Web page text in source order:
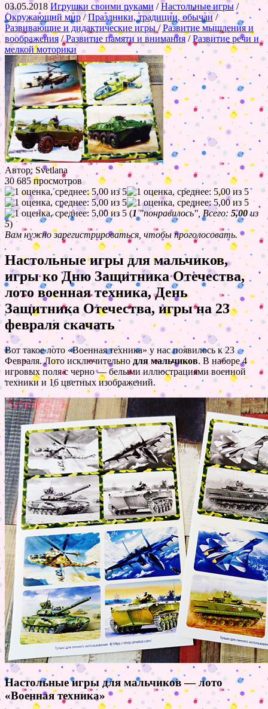
03.05.2018 Игрушки своими руками /Настольные игры/
Окружающий мир/Праздники, традиции, обычаи/
Развивающие и дидактические игры/Развитие мышления и
воображения /Развитие памяти и внимания/Развитие речи и
мелкой моторики
Автор: Svetlana
30 685 просмотров
(1"понравилось", Всего: 5,00из
5)
Вам нужно зарегистрироваться, чтобы проголосовать.
Настольные игры для мальчиков,
игры ко Дню Защитника Отечества,
лото военная техника, День
Защитника Отечества, игры на 23
февраля скачать
Вот такое лото «Военная техника» у нас появилось к 23
Февраля. Лото исключительнодля мальчиков. В наборе 4
игровых поля с черно — белыми иллюстрациями военной
техники и 16 цветных изображений.
Настольные игры для мальчиков — лото
«Военная техника»